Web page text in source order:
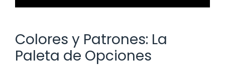
Colores y Patrones: La
Paleta de Opciones